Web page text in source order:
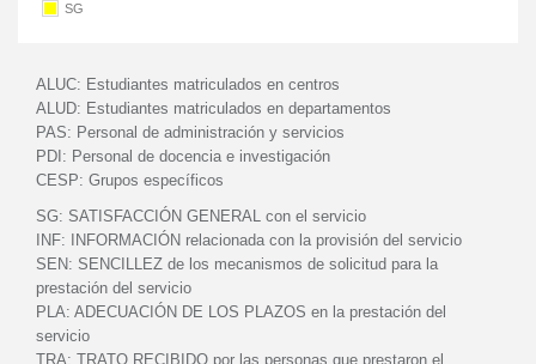
SG
ALUC: Estudiantes matriculados en centros
ALUD: Estudiantes matriculados en departamentos
PAS: Personal de administración y servicios
PDI: Personal de docencia e investigación
CESP: Grupos específicos
SG: SATISFACCIÓN GENERAL con el servicio
INF:
INFORMACIÓN relacionada con la provisión del servicio
SEN: SENCILLEZ de los mecanismos de solicitud para la
prestación del servicio
PLA: ADECUACIÓN DE LOS PLAZOS en la prestación del
servicio
TRA: TRATO RECIBIDO por las personas que prestaron el